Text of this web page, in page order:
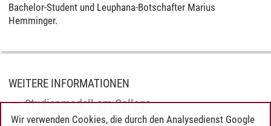
Bachelor-Student und Leuphana-Botschafter Marius
Hemminger.
WEITERE INFORMATIONEN
​​​​​Studienmodell am College
International Business Administration and
Wir verwenden Cookies, die durch den Analysedienst Google